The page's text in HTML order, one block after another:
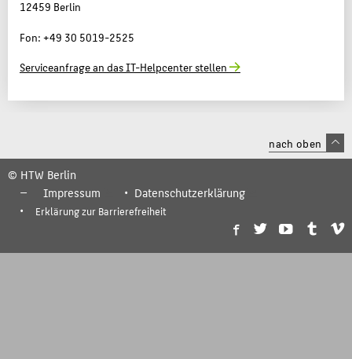
12459 Berlin
Fon: +49 30 5019-2525
Serviceanfrage an das IT-Helpcenter stellen
nach oben
© HTW Berlin
Impressum
Datenschutzerklärung
Erklärung zur Barrierefreiheit